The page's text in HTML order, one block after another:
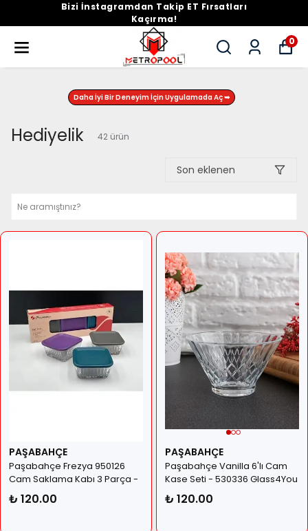
Bizi İnstagramdan Takip ET Fırsatları
Kaçırma!
0
Daha İyi Bir Deneyim İçin Uygulamada Aç ➥
Hediyelik 42 ürün
Son eklenen
PAŞABAHÇE
Paşabahçe Frezya 950126
Cam Saklama Kabı 3 Parça -
Renkli Kapaklı Set
₺ 120.00
PAŞABAHÇE
Paşabahçe Vanilla 6'lı Cam
Kase Seti - 530336 Glass4You
Çok Amaçlı Çerezlik ve Sosluk
Takımı
₺ 120.00